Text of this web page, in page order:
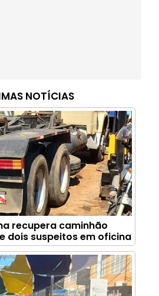
NOTÍCIAS
recupera caminhão
dois suspeitos em oficina